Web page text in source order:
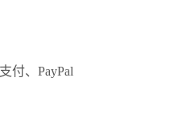
付、PayPal